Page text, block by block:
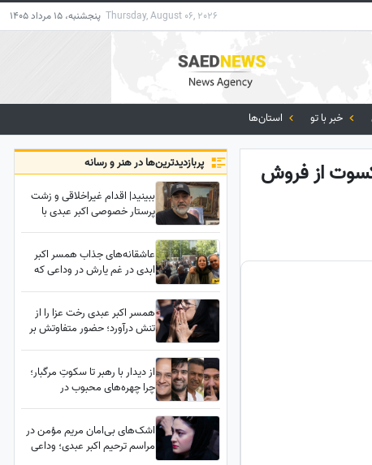
Thursday, August 06, 2026 پنجشنبه، 15 مرداد 1405
خبر با تو استان‌ها
پیشکسوت از فروش
پربازدید‌ترین‌ها در هنر و رسانه
ببینید| اقدام غیراخلاقی و زشت
پرستار خصوصی اکبر عبدی با
چه توضیحاتی داد؟
عاشقانه‌های جذاب همسر اکبر
ابدی در غم یارش در وداعی که
بهنوش طباطبایی، محسن کیایی،
بهاره رهنما و... در مراسم تشییع
مرد خنده‌های ایران
همسر اکبر عبدی رخت عزا را از
تنش درآورد؛ حضور متفاوتش بر
از دیدار با رهبر تا سکوتِ مرگبار؛
چرا چهره‌های محبوب در
اشک‌های بی‌امان مریم مؤمن در
مراسم ترحیم اکبر عبدی؛ وداعی